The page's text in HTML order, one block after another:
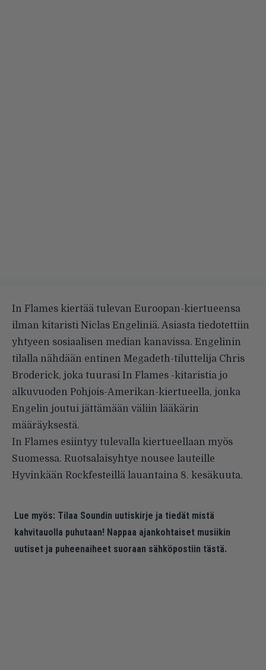
In Flames kiertää tulevan Euroopan-kiertueensa
ilman kitaristi Niclas Engeliniä. Asiasta tiedotettiin
yhtyeen sosiaalisen median kanavissa. Engelinin
tilalla nähdään entinen Megadeth-tiluttelija Chris
Broderick, joka tuurasi In Flames -kitaristia jo
alkuvuoden Pohjois-Amerikan-kiertueella, jonka
Engelin joutui jättämään väliin lääkärin
määräyksestä.
In Flames esiintyy tulevalla kiertueellaan myös
Suomessa. Ruotsalaisyhtye nousee lauteille
Hyvinkään Rockfesteillä lauantaina 8. kesäkuuta.
Lue myös: Tilaa Soundin uutiskirje ja tiedät mistä
kahvitauolla puhutaan! Nappaa ajankohtaiset musiikin
uutiset ja puheenaiheet suoraan sähköpostiin tästä.